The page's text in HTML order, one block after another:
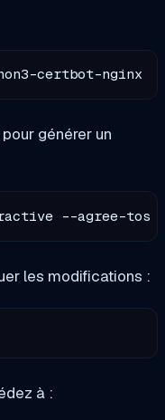
générer un
--agree-tos
les modifications :
à :